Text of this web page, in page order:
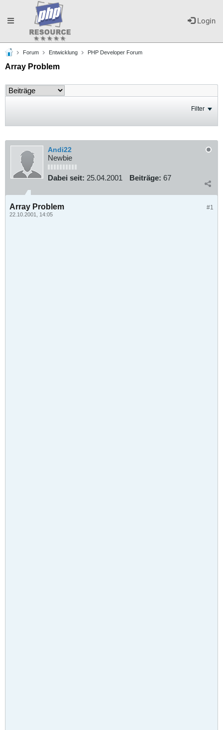
Login
Toggle
navigation
Forum Entwicklung PHP Developer Forum
Array Problem
Filter
Andi22
Newbie
Dabei seit: 25.04.2001 Beiträge: 67
#1
Array Problem
22.10.2001, 14:05